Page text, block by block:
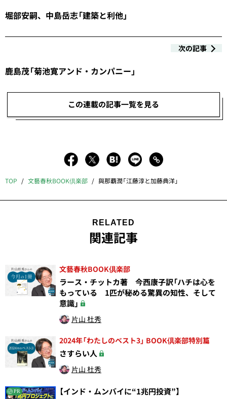
堀部安嗣、中島岳志「建築と利他」
次の記事
鹿島茂「菊池寛アンド・カンパニー」
この連載の記事一覧を見る
TOP 文藝春秋BOOK倶楽部 與那覇潤「江藤淳と加藤典洋」
RELATED
関連記事
文藝春秋BOOK倶楽部
ラース・チットカ著 今西康子訳「ハチは心を
もっている 1匹が秘める驚異の知性、そして
意識」
片山 杜秀
2024年「わたしのベスト3」 BOOK倶楽部特別篇
さすらい人
片山 杜秀
PR 【インド・ムンバイに“1兆円投資”】